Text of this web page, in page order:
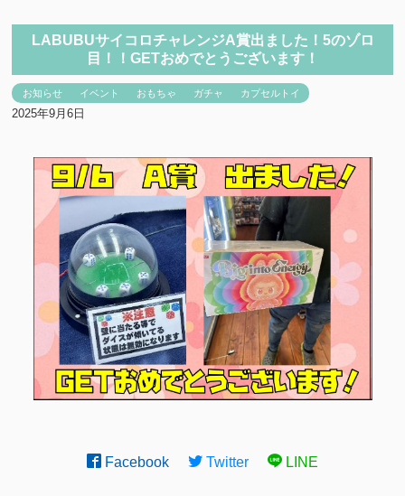
LABUBUサイコロチャレンジA賞出ました！5のゾロ
目！！GETおめでとうございます！
お知らせ イベント おもちゃ ガチャ カプセルトイ
2025年9月6日
Facebook Twitter LINE